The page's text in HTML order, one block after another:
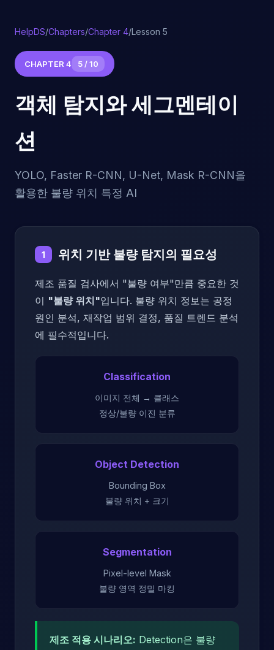
HelpDS/Chapters/Chapter 4/Lesson 5
CHAPTER 4 5 / 10
객체 탐지와 세그멘테이
션
YOLO, Faster R-CNN, U-Net, Mask R-CNN을
활용한 불량 위치 특정 AI
1 위치 기반 불량 탐지의 필요성
제조 품질 검사에서 "불량 여부"만큼 중요한 것
이 "불량 위치"입니다. 불량 위치 정보는 공정
원인 분석, 재작업 범위 결정, 품질 트렌드 분석
에 필수적입니다.
Classification
이미지 전체 → 클래스
정상/불량 이진 분류
Object Detection
Bounding Box
불량 위치 + 크기
Segmentation
Pixel-level Mask
불량 영역 정밀 마킹
제조 적용 시나리오: Detection은 불량